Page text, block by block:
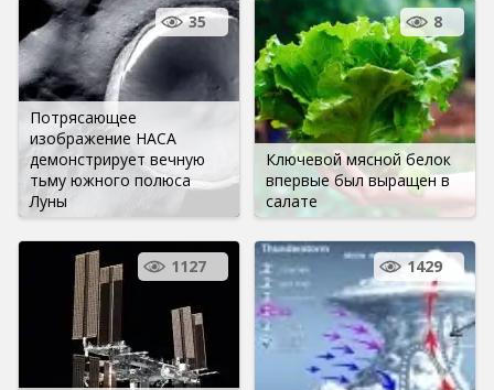
Потрясающее
изображение НАСА
демонстрирует вечную
тьму южного полюса
Луны
35
Ключевой мясной белок
впервые был выращен в
салате
8
1127 1429